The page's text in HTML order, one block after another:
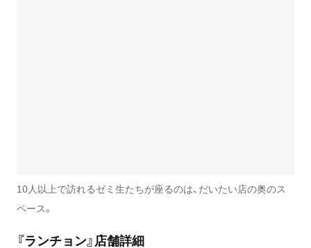
10人以上で訪れるゼミ生たちが座るのは、だいたい店の奥のス
ペース。
『ランチョン』店舗詳細